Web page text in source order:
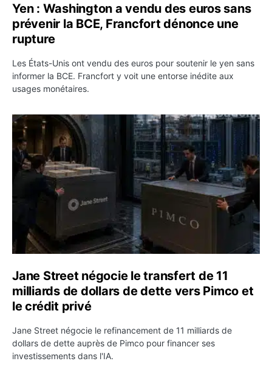
Yen : Washington a vendu des euros sans
prévenir la BCE, Francfort dénonce une
rupture
Les États-Unis ont vendu des euros pour soutenir le yen sans
informer la BCE. Francfort y voit une entorse inédite aux
usages monétaires.
Jane Street négocie le transfert de 11 milliards de
Jane Street négocie le transfert de 11
milliards de dollars de dette vers Pimco et
le crédit privé
Jane Street négocie le refinancement de 11 milliards de
dollars de dette auprès de Pimco pour financer ses
investissements dans l'IA.